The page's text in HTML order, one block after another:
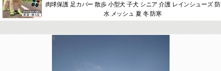
肉球保護 足カバー 散歩 小型犬 子犬 シニア 介護 レインシューズ 防
水 メッシュ 夏 冬 防寒